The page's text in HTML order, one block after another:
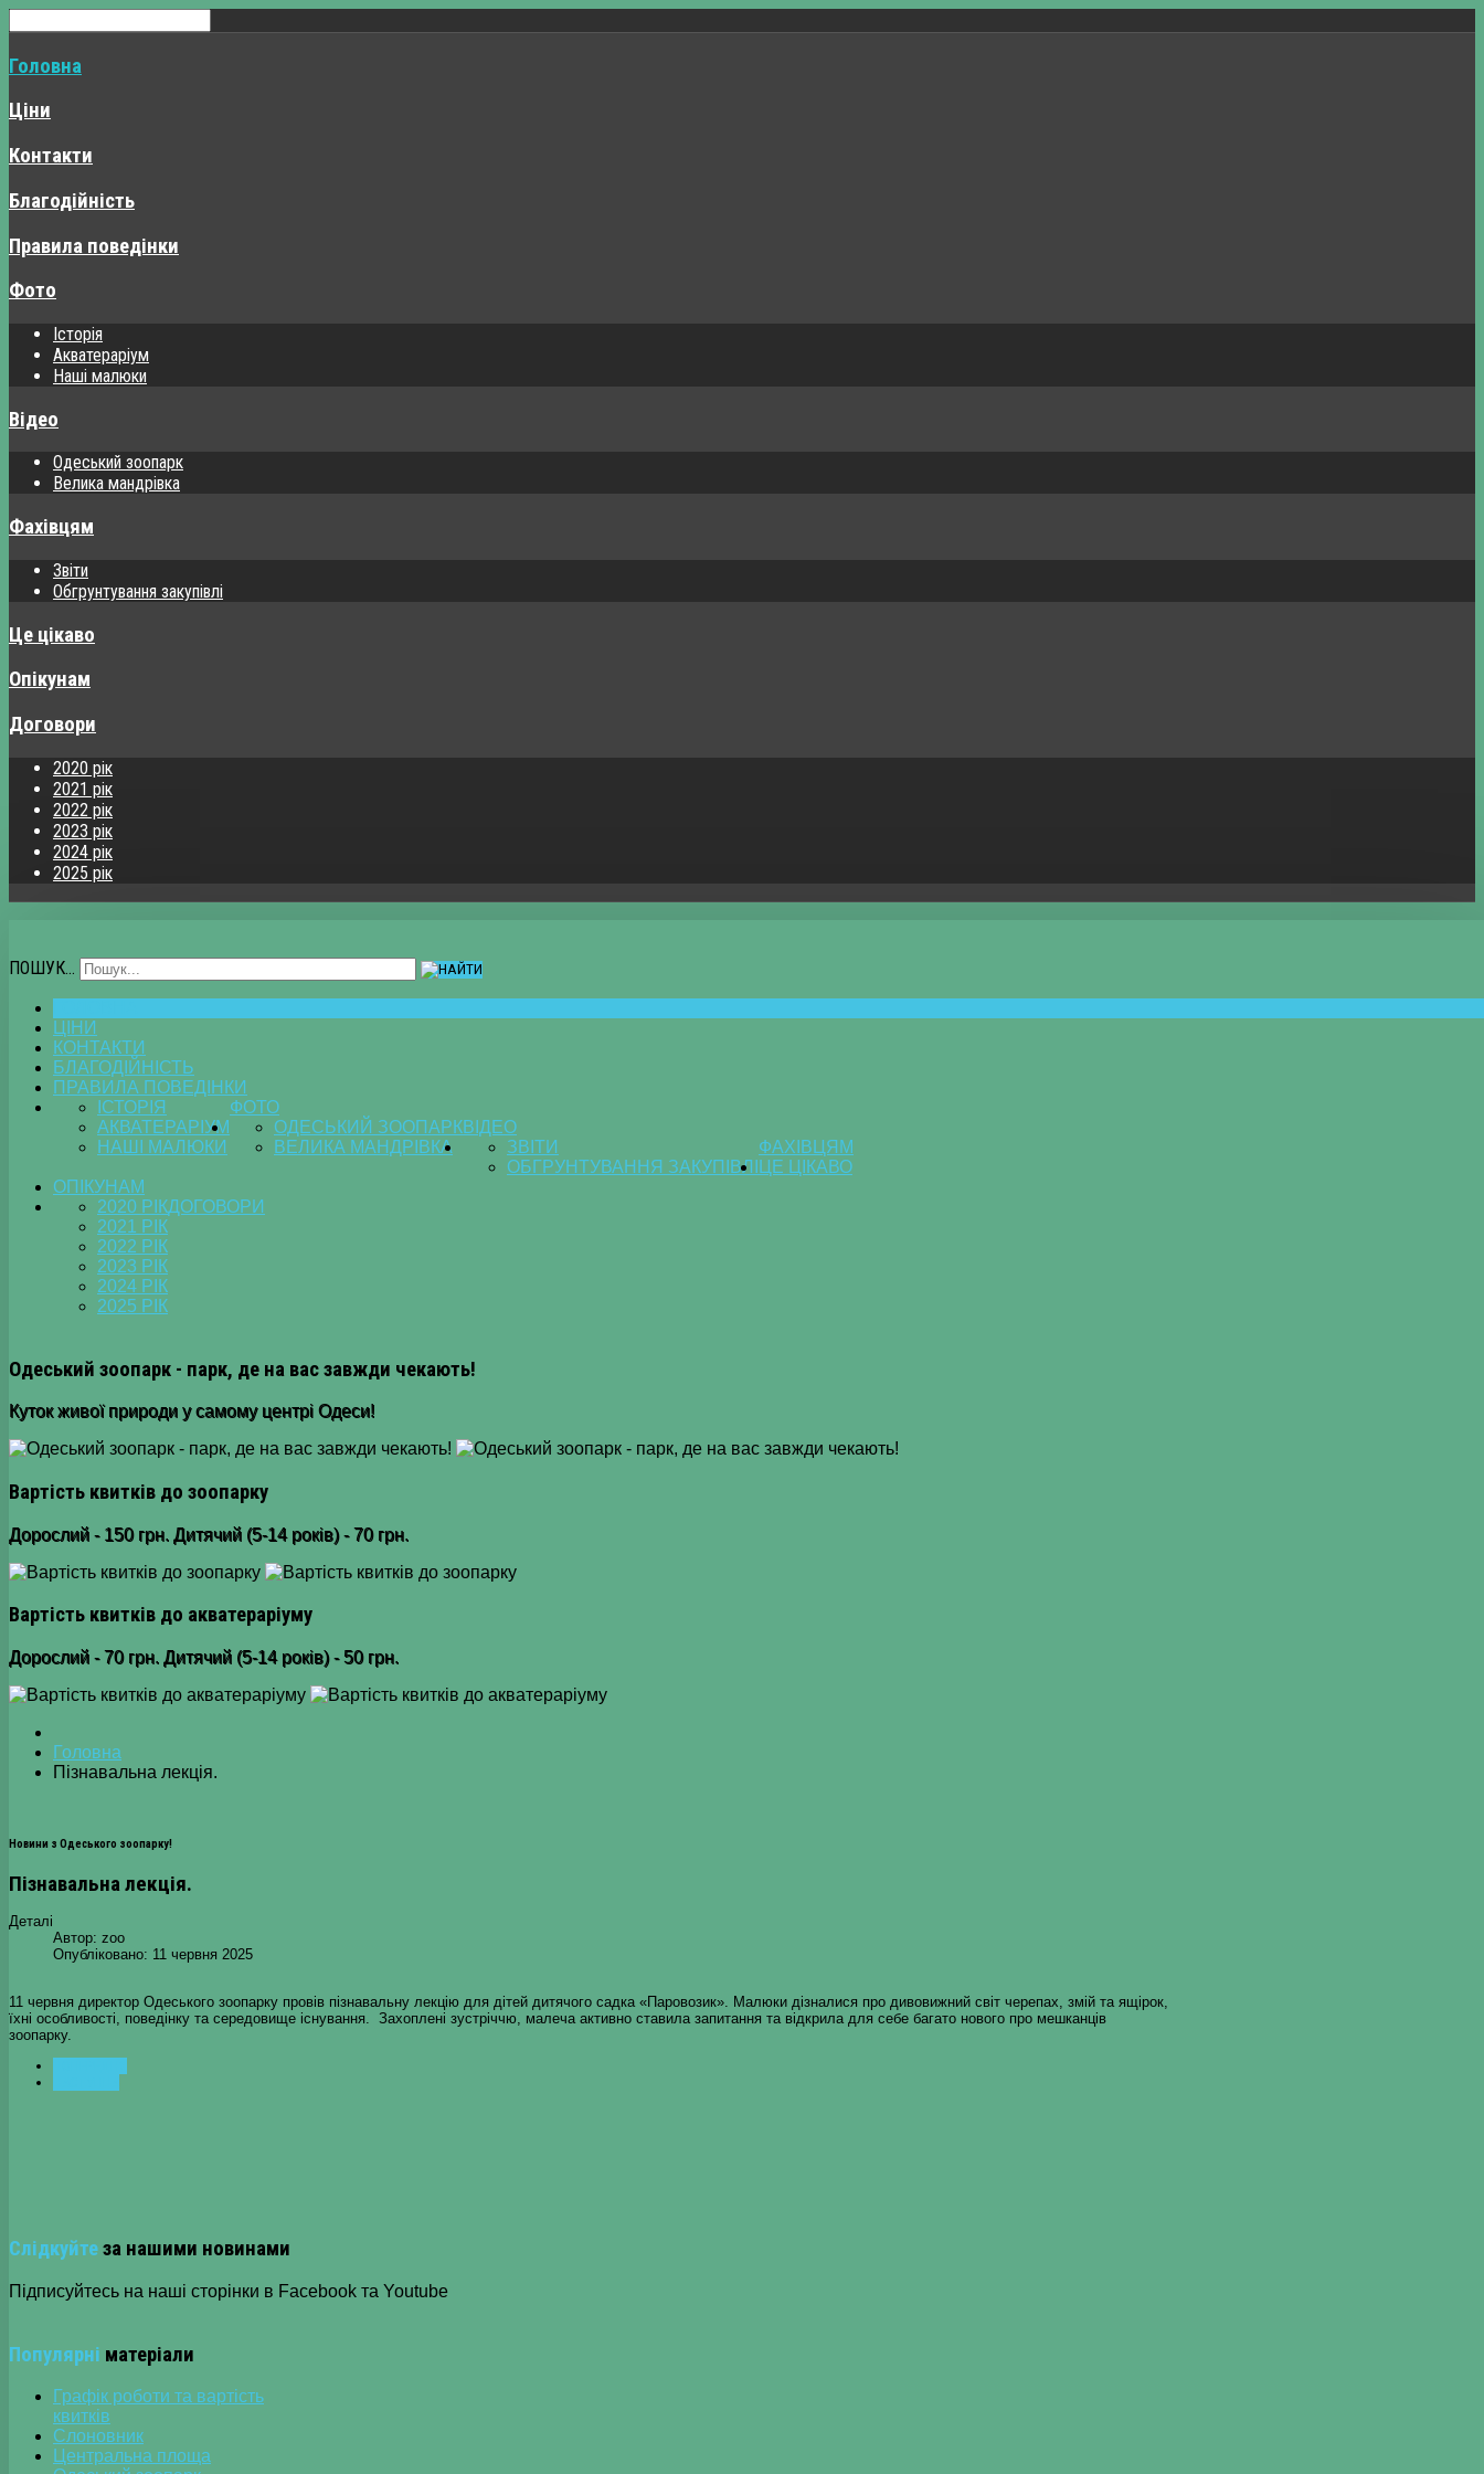
Головна
Ціни
Контакти
Благодійність
Правила поведінки
Фото
Історія
Акватераріум
Наші малюки
Відео
Одеський зоопарк
Велика мандрівка
Фахівцям
Звіти
Обгрунтування закупівлі
Це цікаво
Опікунам
Договори
2020 рік
2021 рік
2022 рік
2023 рік
2024 рік
2025 рік
ПОШУК...
ЦІНИ
КОНТАКТИ
БЛАГОДІЙНІСТЬ
ПРАВИЛА ПОВЕДІНКИ
ФОТО
ІСТОРІЯ
АКВАТЕРАРІУМ
НАШІ МАЛЮКИ
ВІДЕО
ОДЕСЬКИЙ ЗООПАРК
ВЕЛИКА МАНДРІВКА
ФАХІВЦЯМ
ЗВІТИ
ОБГРУНТУВАННЯ ЗАКУПІВЛІ
ЦЕ ЦІКАВО
ОПІКУНАМ
ДОГОВОРИ
2020 РІК
2021 РІК
2022 РІК
2023 РІК
2024 РІК
2025 РІК
Одеський зоопарк - парк, де на вас завжди чекають!
Куток живої природи у самому центрі Одеси!
Вартість квитків до зоопарку
Дорослий - 150 грн. Дитячий (5-14 років) - 70 грн.
Вартість квитків до акватераріуму
Дорослий - 70 грн. Дитячий (5-14 років) - 50 грн.
Головна
Пізнавальна лекція.
Новини з Одеського зоопарку!
Пізнавальна лекція.
Деталі
Автор: zoo
Опубліковано: 11 червня 2025
11 червня директор Одеського зоопарку провів пізнавальну лекцію для дітей дитячого садка «Паровозик». Малюки дізналися про дивовижний світ черепах, змій та ящірок,
їхні особливості, поведінку та середовище існування. Захоплені зустріччю, малеча активно ставила запитання та відкрила для себе багато нового про мешканців
зоопарку.
Слідкуйтеза нашими новинами
Підписуйтесь на наші сторінки в Facebook та Youtube
Популярні матеріали
Графік роботи та вартість
квитків
Слоновник
Центральна площа